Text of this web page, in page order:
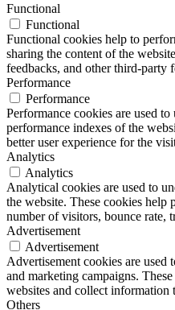
Functional
Functional
Functional cookies help to
sharing the content of the
feedbacks, and other third-party
Performance
Performance
Performance cookies are used
performance indexes of the
better user experience for the
Analytics
Analytics
Analytical cookies are used to
the website. These cookies
number of visitors, bounce rate,
Advertisement
Advertisement
Advertisement cookies are
and marketing campaigns.
websites and collect information
Others